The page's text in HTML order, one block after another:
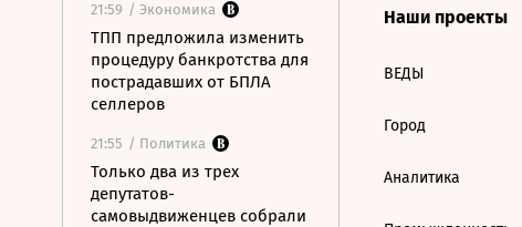
21:59 / Экономика
ТПП предложила изменить
процедуру банкротства для
пострадавших от БПЛА
селлеров
21:55 / Политика
Только два из трех
депутатов-
самовыдвиженцев собрали
Наши проекты
ВЕДЫ
Город
Аналитика